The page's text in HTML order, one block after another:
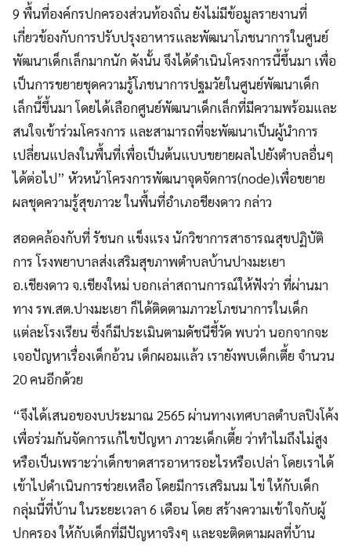
9 พื้นที่องค์กรปกครองส่วนท้องถิ่น ยังไม่มีข้อมูลรายงานที่
เกี่ยวข้องกับการปรับปรุงอาหารและพัฒนาโภชนาการในศูนย์
พัฒนาเด็กเล็กมากนัก ดังนั้น จึงได้ดำเนินโครงการนี้ขึ้นมา เพื่อ
เป็นการขยายชุดความรู้โภชนาการปฐมวัยในศูนย์พัฒนาเด็ก
เล็กนี้ขึ้นมา โดยได้เลือกศูนย์พัฒนาเด็กเล็กที่มีความพร้อมและ
สนใจเข้าร่วมโครงการ และสามารถที่จะพัฒนาเป็นผู้นำการ
เปลี่ยนแปลงในพื้นที่เพื่อเป็นต้นแบบขยายผลไปยังตำบลอื่นๆ
ได้ต่อไป” หัวหน้าโครงการพัฒนาจุดจัดการ(node)เพื่อขยาย
ผลชุดความรู้สุขภาวะ ในพื้นที่อำเภอชียงดาว กล่าว
สอดคล้องกับที่ รัชนก แข็งแรง นักวิชาการสาธารณสุขปฏิบัติ
การ โรงพยาบาลส่งเสริมสุขภาพตำบลบ้านปางมะเยา
อ.เชียงดาว จ.เชียงใหม่ บอกเล่าสถานการณ์ให้ฟังว่า ที่ผ่านมา
ทาง รพ.สต.ปางมะเยา ก็ได้ติดตามภาวะโภชนาการในเด็ก
แต่ละโรงเรียน ซึ่งก็มีประเมินตามดัชนีชี้วัด พบว่า นอกจากจะ
เจอปัญหาเรื่องเด็กอ้วน เด็กผอมแล้ว เรายังพบเด็กเตี้ย จำนวน
20 คนอีกด้วย
“จึงได้เสนอของบประมาณ 2565 ผ่านทางเทศบาลตำบลปิงโค้ง
เพื่อร่วมกันจัดการแก้ไขปัญหา ภาวะเด็กเตี้ย ว่าทำไมถึงไม่สูง
หรือเป็นเพราะว่าเด็กขาดสารอาหารอะไรหรือเปล่า โดยเราได้
เข้าไปดำเนินการช่วยเหลือ โดยมีการเสริมนม ไข่ ให้กับเด็ก
กลุ่มนี้ที่บ้าน ในระยะเวลา 6 เดือน โดย สร้างความเข้าใจกับผู้
ปกครอง ให้กับเด็กที่มีปัญหาจริงๆ และจะติดตามผลที่บ้าน